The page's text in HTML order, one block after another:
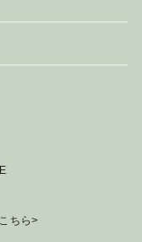
ちら>